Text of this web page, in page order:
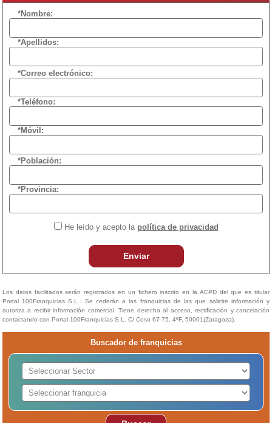
*Nombre:
*Apellidos:
*Correo electrónico:
*Teléfono:
*Móvil:
*Población:
*Provincia:
He leído y acepto la política de privacidad
Enviar
Los datos facilitados serán registrados en un fichero inscrito en la AEPD del que es titular
Portal 100Franquicias S.L.. Se cederán a las franquicias de las que solicite información y
autoriza a recibir información comercial. Tiene derecho al acceso, rectificación y cancelación
contactando con Portal 100Franquicias S.L. C/ Coso 67-75, 4ºF, 50001(Zaragoza).
Buscador de franquicias